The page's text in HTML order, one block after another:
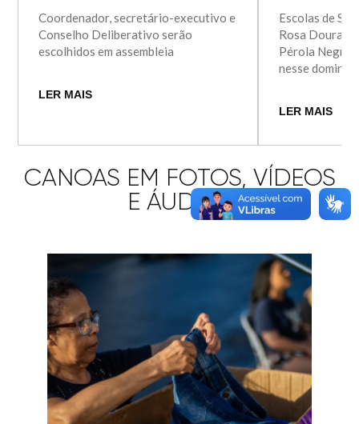
Coordenador, secretário-executivo e
Conselho Deliberativo serão
escolhidos em assembleia
LER MAIS
Escolas de
Rosa
Pérola Negra
nesse domingo
LER MAIS
CANOAS EM FOTOS, VÍDEOS
E ÁUDIOS